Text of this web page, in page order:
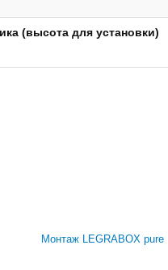
(высота для установки)
Монтаж LEGRABOX pure